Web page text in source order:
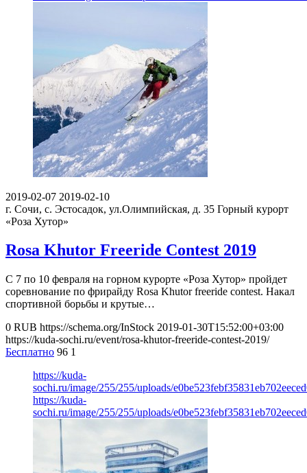
2019-02-07 2019-02-10
г. Сочи, с. Эстосадок, ул.Олимпийская, д. 35 Горный курорт
«Роза Хутор»
Rosa Khutor Freeride Contest 2019
С 7 по 10 февраля на горном курорте «Роза Хутор» пройдет
соревнование по фрирайду Rosa Khutor freeride contest. Накал
спортивной борьбы и крутые…
0 RUB https://schema.org/InStock 2019-01-30T15:52:00+03:00
https://kuda-sochi.ru/event/rosa-khutor-freeride-contest-2019/
Бесплатно 96 1
https://kuda-
sochi.ru/image/255/255/uploads/
https://kuda-
sochi.ru/image/255/255/uploads/